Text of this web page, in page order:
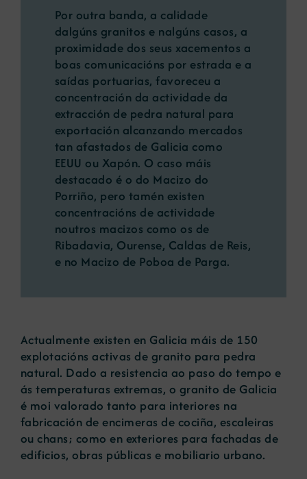
Por outra banda, a calidade
dalgúns granitos e nalgúns casos, a
proximidade dos seus xacementos a
boas comunicacións por estrada e a
saídas portuarias, favoreceu a
concentración da actividade da
extracción de pedra natural para
exportación alcanzando mercados
tan afastados de Galicia como
EEUU ou Xapón. O caso máis
destacado é o do Macizo do
Porriño, pero tamén existen
concentracións de actividade
noutros macizos como os de
Ribadavia, Ourense, Caldas de Reis,
e no Macizo de Poboa de Parga.
Actualmente existen en Galicia máis de 150
explotacións activas de granito para pedra
natural. Dado a resistencia ao paso do tempo e
ás temperaturas extremas, o granito de Galicia
é moi valorado tanto para interiores na
fabricación de encimeras de cociña, escaleiras
ou chans; como en exteriores para fachadas de
edificios, obras públicas e mobiliario urbano.